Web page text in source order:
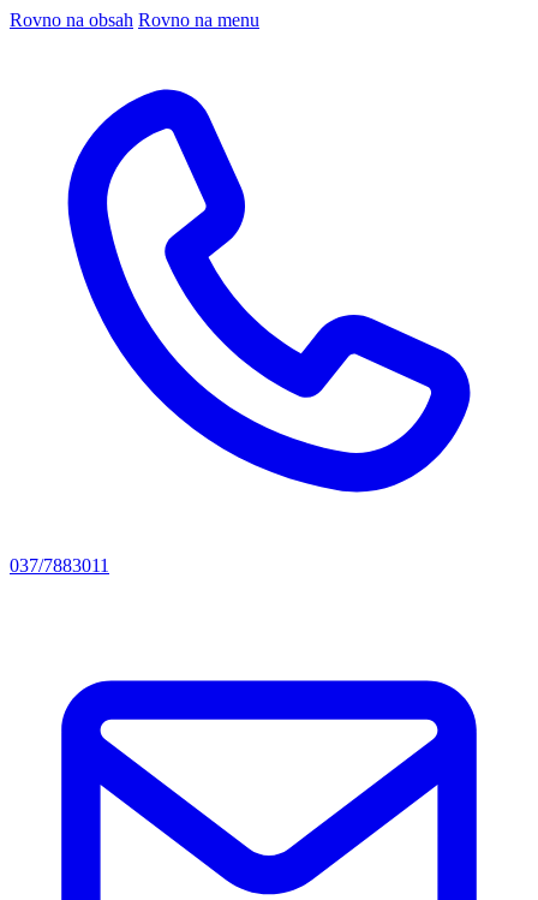
Rovno na obsah Rovno na menu
037/7883011